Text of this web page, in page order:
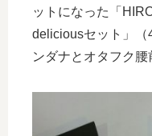
ットになった「
deliciousセット」（
ンダナとオタフク腰